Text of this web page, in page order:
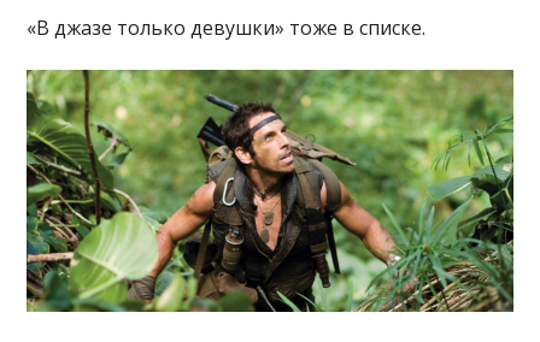
«В джазе только девушки» тоже в списке.